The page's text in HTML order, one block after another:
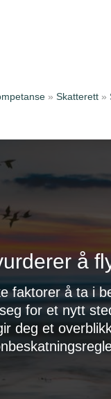
søke eller ESC for
» Skatterett »
å
faktorer å ta i
for et nytt
deg et